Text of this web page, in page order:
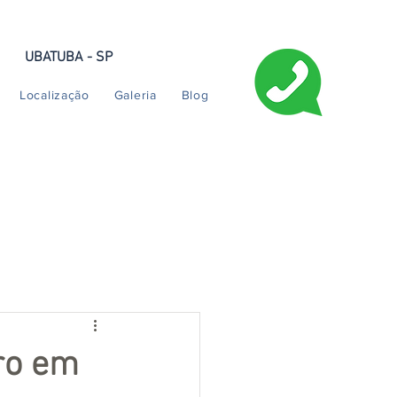
UBATUBA - SP
Localização Galeria Blog
em